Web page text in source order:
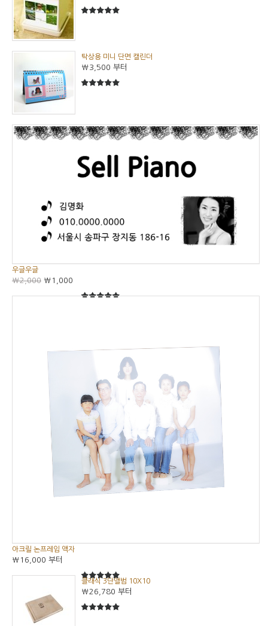
탁상용 미니 단면 캘린더
₩3,500 부터
우글우글
₩2,000 ₩1,000
아크릴 논프레임 액자
55중에서
₩16,000 부터
클래식 3단앨범 10X10
₩26,780 부터